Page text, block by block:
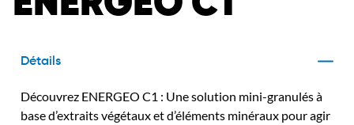
Détails
Découvrez ENERGEO C1 : Une solution mini-granulés à
base d’extraits végétaux et d’éléments minéraux pour agir